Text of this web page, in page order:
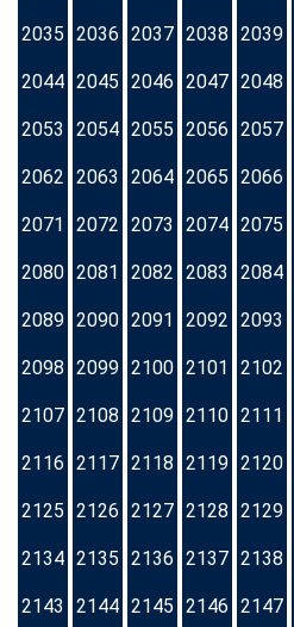
2035 2036 2037 2038 2039
2044 2045 2046 2047 2048
2053 2054 2055 2056 2057
2062 2063 2064 2065 2066
2071 2072 2073 2074 2075
2080 2081 2082 2083 2084
2089 2090 2091 2092 2093
2098 2099 2100 2101 2102
2107 2108 2109 2110 2111
2116 2117 2118 2119 2120
2125 2126 2127 2128 2129
2134 2135 2136 2137 2138
2143 2144 2145 2146 2147